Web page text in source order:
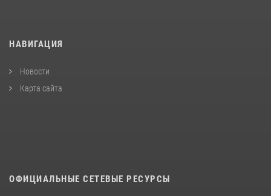
НАВИГАЦИЯ
Новости
Карта сайта
ОФИЦИАЛЬНЫЕ СЕТЕВЫЕ РЕСУРСЫ